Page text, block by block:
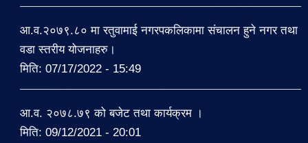
आ.व.२०७९.८० मा रतुवामाई नगरपकलिकामा संचालन हुने नगर तथा
वडा स्तरीय योजनाहरु।
मिति: 07/17/2022 - 15:49
आ.व. २०७८.७९ को बजेट तथा कार्यक्रम ।
मिति: 09/12/2021 - 20:01